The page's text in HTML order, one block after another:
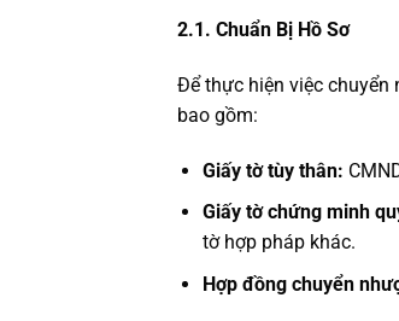
2.1. Chuẩn Bị Hồ Sơ
Để thực hiện việc chuyển
bao gồm:
Giấy tờ tùy thân:
Giấy tờ chứng minh
tờ hợp pháp khác.
Hợp đồng chuyển